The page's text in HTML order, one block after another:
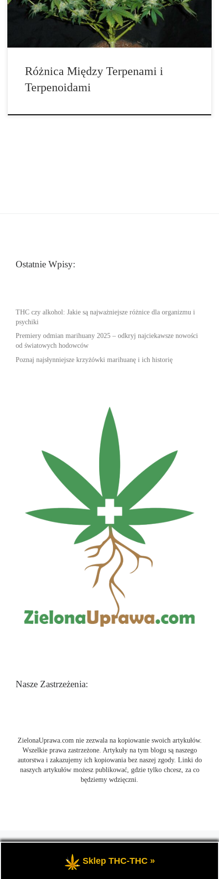
ogromna klasa związków chemicznych. Wszystkie terpeny […]
Różnica Między Terpenami i
Terpenoidami
Ostatnie Wpisy:
THC czy alkohol: Jakie są najważniejsze różnice dla organizmu i
psychiki
Premiery odmian marihuany 2025 – odkryj najciekawsze nowości
od światowych hodowców
Poznaj najsłynniejsze krzyżówki marihuanę i ich historię
Nasze Zastrzeżenia:
ZielonaUprawa.com nie zezwala na kopiowanie swoich artykułów.
Wszelkie prawa zastrzeżone. Artykuły na tym blogu są naszego
autorstwa i zakazujemy ich kopiowania bez naszej zgody. Linki do
naszych artykułów możesz publikować, gdzie tylko chcesz, za co
będziemy wdzięczni.
wszystko o uprawie i hodowli marihunay, roślin konopi indoor
oraz outdoor.
Sklep THC-THC »